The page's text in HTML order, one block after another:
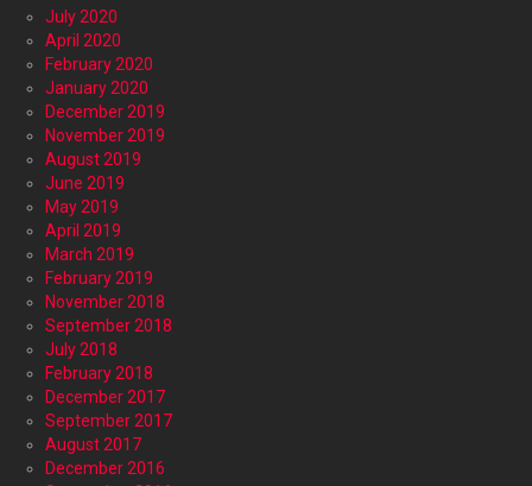
July 2020
April 2020
February 2020
January 2020
December 2019
November 2019
August 2019
June 2019
May 2019
April 2019
March 2019
February 2019
November 2018
September 2018
July 2018
February 2018
December 2017
September 2017
August 2017
December 2016